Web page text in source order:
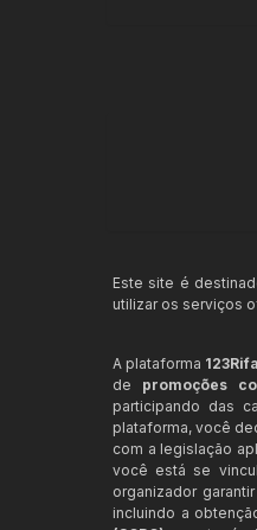
Este site é
utilizar os serviços
A plataforma
de promoções
participando das
plataforma, você
com a legislação
você está se
organizador
incluindo a